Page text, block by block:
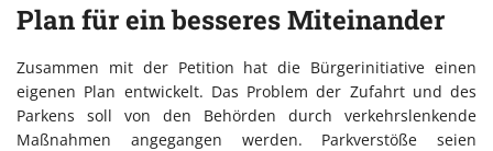
Plan für ein besseres Miteinander
Zusammen mit der Petition hat die Bürgerinitiative einen
eigenen Plan entwickelt. Das Problem der Zufahrt und des
Parkens soll von den Behörden durch verkehrslenkende
Maßnahmen angegangen werden. Parkverstöße seien